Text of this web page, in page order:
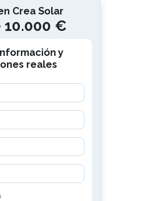
Crea Solar
10.000 €
y
reales